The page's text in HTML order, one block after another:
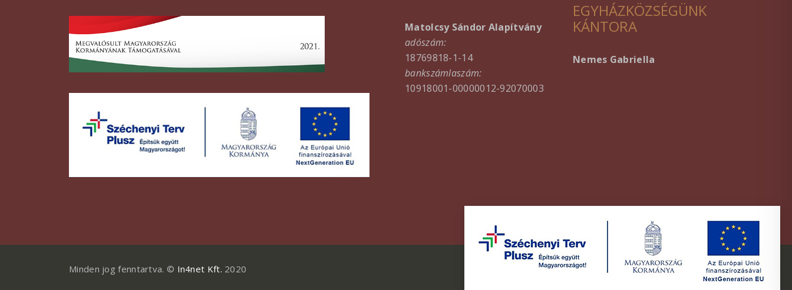
Matolcsy Sándor Alapítvány
adószám:
18769818-1-14
bankszámlaszám:
10918001-00000012-92070003
EGYHÁZKÖZSÉGÜNK
KÁNTORA
Nemes Gabriella
Minden jog fenntartva. © In4net Kft. 2020